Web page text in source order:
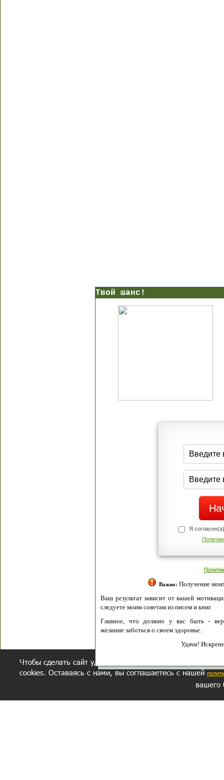
Твой шанс!
Я
Важно: Получение
Ваш результат зависит от вашей
следуете моим советам из писем и книг.
Главное, что должно у вас быть -
желание заботься о своем здоровье.
Удачи!
Чтобы сделать сайт удобнее, осуществляется обработка
cookies. Оставаясь с нами, вы соглашаетесь с нашей
вашего